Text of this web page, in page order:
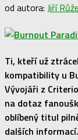
od autora: Jiří
Ti, kteří už
kompatibility u
Vývojáři z
na dotaz
oblíbený titul
dalších informací.